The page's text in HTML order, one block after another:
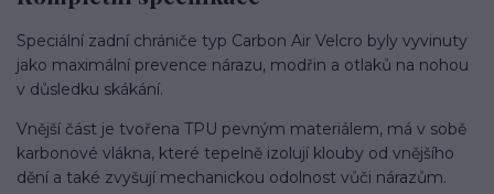
Speciální zadní chrániče typ Carbon Air Velcro byly vyvinuty
jako maximální prevence nárazu, modřin a otlaků na nohou
v důsledku skákání.
Vnější část je tvořena TPU pevným materiálem, má v sobě
karbonové vlákna, které tepelně izolují klouby od vnějšího
dění a také zvyšují mechanickou odolnost vůči nárazům.